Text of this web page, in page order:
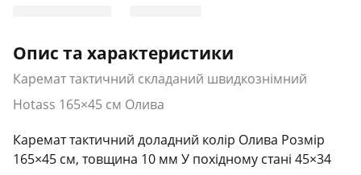
Опис та характеристики
Каремат тактичний складаний швидкознімний
Hotass 165×45 см Олива
Каремат тактичний доладний колір Олива Розмір
165×45 см, товщина 10 мм У похідному стані 45×34